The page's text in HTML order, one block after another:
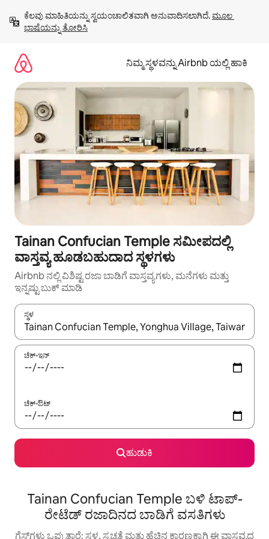
ಹೋಗಿ
ಕೆಲವು ಮಾಹಿತಿಯನ್ನು ಸ್ವಯಂಚಾಲಿತವಾಗಿ ಅನುವಾದಿಸಲಾಗಿದೆ. ಮೂಲ
ಭಾಷೆಯನ್ನು ತೋರಿಸಿ
ನಿಮ್ಮ ಸ್ಥಳವನ್ನು Airbnb ಯಲ್ಲಿ ಹಾಕಿ
Tainan Confucian Temple ಸಮೀಪದಲ್ಲಿ
ವಾಸ್ತವ್ಯ ಹೂಡಬಹುದಾದ ಸ್ಥಳಗಳು
Airbnb ನಲ್ಲಿ ವಿಶಿಷ್ಟ ರಜಾ ಬಾಡಿಗೆ ವಾಸ್ತವ್ಯಗಳು, ಮನೆಗಳು ಮತ್ತು
ಇನ್ನಷ್ಟು ಬುಕ್ ಮಾಡಿ
ಸ್ಥಳ
ಫಲಿತಾಂಶಗಳು ಲಭ್ಯವಿರುವಾಗ, ಅಪ್ ಮತ್ತು ಡೌನ್ ಬಾಣದ ಕೀಲಿಗಳೊಂದಿಗೆ
ಚೆಕ್-ಇನ್
ಚೆಕ್-ಔಟ್
ಹುಡುಕಿ
Tainan Confucian Temple ಬಳಿ ಟಾಪ್-
ರೇಟೆಡ್ ರಜಾದಿನದ ಬಾಡಿಗೆ ವಸತಿಗಳು
ಗೆಸ್ಟ್‌ಗಳು ಒಪ್ಪುತ್ತಾರೆ: ಸ್ಥಳ, ಸ್ವಚ್ಛತೆ ಮತ್ತು ಹೆಚ್ಚಿನ ಕಾರಣಕ್ಕಾಗಿ ಈ ವಾಸ್ತವ್ಯದ